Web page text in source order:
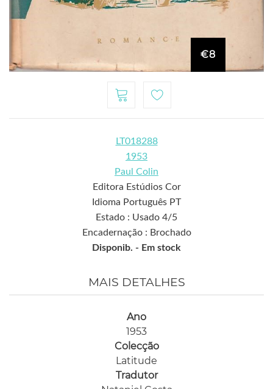
€8
LT018288
1953
Paul Colin
Editora Estúdios Cor
Idioma Português PT
Estado : Usado 4/5
Encadernação : Brochado
Disponib. - Em stock
MAIS DETALHES
Ano
1953
Colecção
Latitude
Tradutor